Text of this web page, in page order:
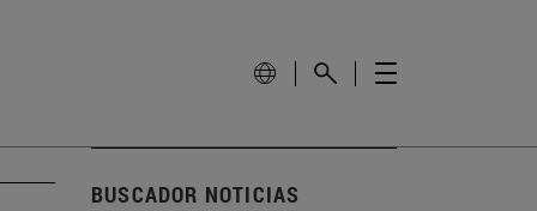
BUSCADOR NOTICIAS